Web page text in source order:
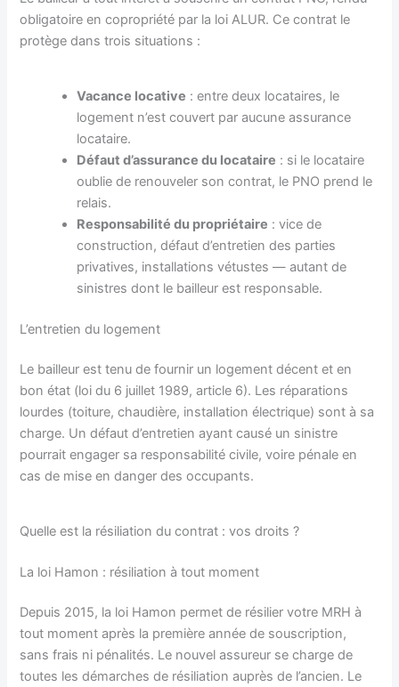
obligatoire en copropriété par la loi ALUR. Ce contrat le
protège dans trois situations :
Vacance locative : entre deux locataires, le
logement n’est couvert par aucune assurance
locataire.
Défaut d’assurance du locataire : si le locataire
oublie de renouveler son contrat, le PNO prend le
relais.
Responsabilité du propriétaire : vice de
construction, défaut d’entretien des parties
privatives, installations vétustes — autant de
sinistres dont le bailleur est responsable.
L’entretien du logement
Le bailleur est tenu de fournir un logement décent et en
bon état (loi du 6 juillet 1989, article 6). Les réparations
lourdes (toiture, chaudière, installation électrique) sont à sa
charge. Un défaut d’entretien ayant causé un sinistre
pourrait engager sa responsabilité civile, voire pénale en
cas de mise en danger des occupants.
Quelle est la résiliation du contrat : vos droits ?
La loi Hamon : résiliation à tout moment
Depuis 2015, la loi Hamon permet de résilier votre MRH à
tout moment après la première année de souscription,
sans frais ni pénalités. Le nouvel assureur se charge de
toutes les démarches de résiliation auprès de l’ancien. Le